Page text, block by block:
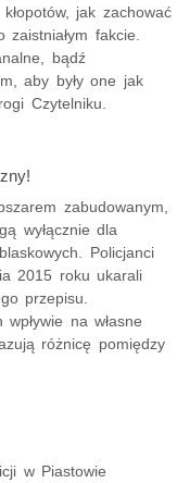
jak zachować
fakcie.
bądź
aby były one jak
Czytelniku.
zabudowanym,
wyłącznie dla
Policjanci
2015 roku ukarali
przepisu.
na własne
różnicę pomiędzy
w Piastowie